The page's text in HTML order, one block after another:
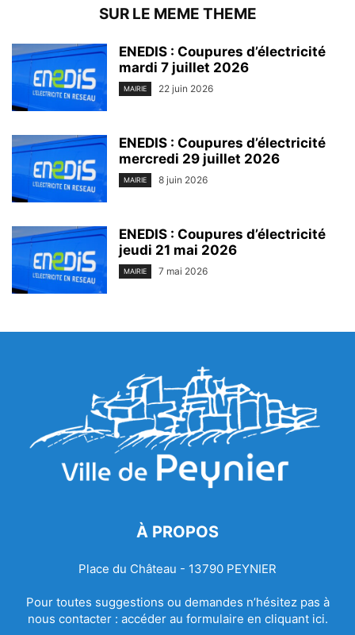
SUR LE MEME THEME
ENEDIS : Coupures d’électricité
mardi 7 juillet 2026
MAIRIE 22 juin 2026
ENEDIS : Coupures d’électricité
mercredi 29 juillet 2026
MAIRIE 8 juin 2026
ENEDIS : Coupures d’électricité
jeudi 21 mai 2026
MAIRIE 7 mai 2026
À PROPOS
Place du Château - 13790 PEYNIER
Pour toutes suggestions ou demandes n’hésitez pas à
nous contacter : accéder au formulaire en cliquant ici.